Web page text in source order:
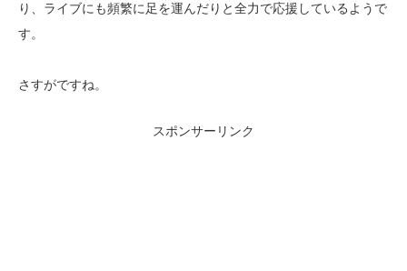
り、ライブにも頻繁に足を運んだりと全力で応援しているようで
す。
さすがですね。
スポンサーリンク